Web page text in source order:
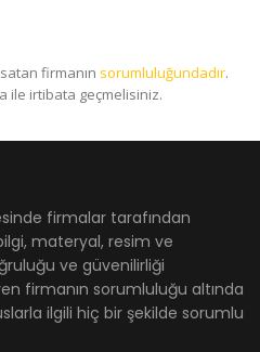
firmanın sorumluluğundadır.
ile irtibata geçmelisiniz.
firmalar tarafından
materyal, resim ve
ve güvenilirliği
firmanın sorumluluğu altında
ilgili hiç bir şekilde sorumlu